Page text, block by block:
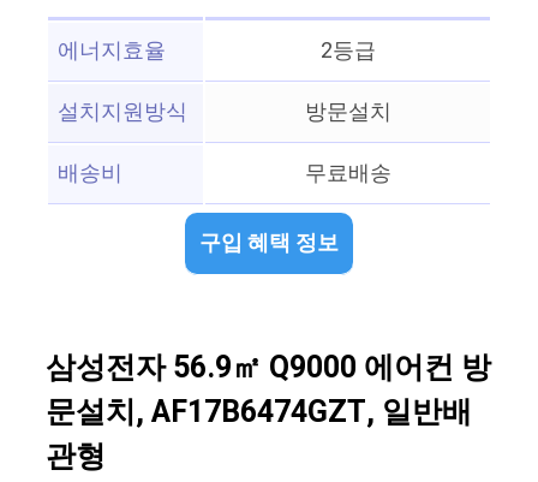
에너지효율
2등급
설치지원방식
방문설치
배송비
무료배송
구입 혜택 정보
삼성전자 56.9㎡ Q9000 에어컨 방
문설치, AF17B6474GZT, 일반배
관형